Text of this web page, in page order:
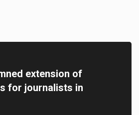
extension of
for journalists in